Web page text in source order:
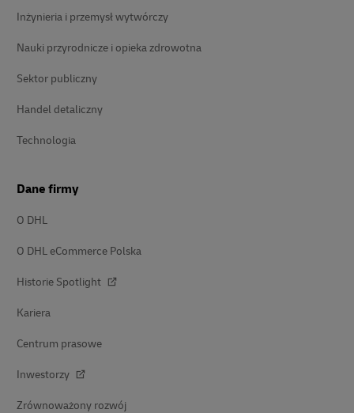
Inżynieria i przemysł wytwórczy
Nauki przyrodnicze i opieka zdrowotna
Sektor publiczny
Handel detaliczny
Technologia
Dane firmy
O DHL
O DHL eCommerce Polska
Historie Spotlight
Kariera
Centrum prasowe
Inwestorzy
Zrównoważony rozwój